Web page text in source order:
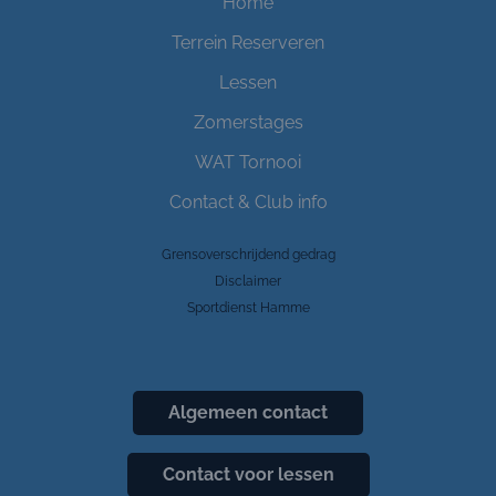
Algemeen contact
Contact voor lessen
Terrein Reserveren
Lessen
Zomerstages
WAT Tornooi
Contact & Club info
Grensoverschrijdend gedrag
Disclaimer
Sportdienst Hamme